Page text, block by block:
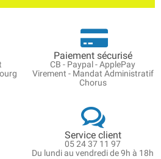
Paiement sécurisé
CB - Paypal - ApplePay
Virement - Mandat Administratif
Chorus
Service client
05 24 37 11 97
Du lundi au vendredi de 9h à 18h